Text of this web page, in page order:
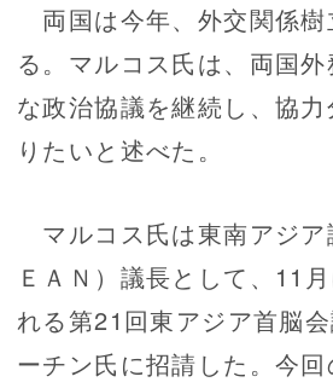
両国は今年、外交関係樹
る。マルコス氏は、両国
な政治協議を継続し、協
りたいと述べた。
マルコス氏は東南アジア
ＥＡＮ）議長として、11
れる第21回東アジア首脳
ーチン氏に招請した。今